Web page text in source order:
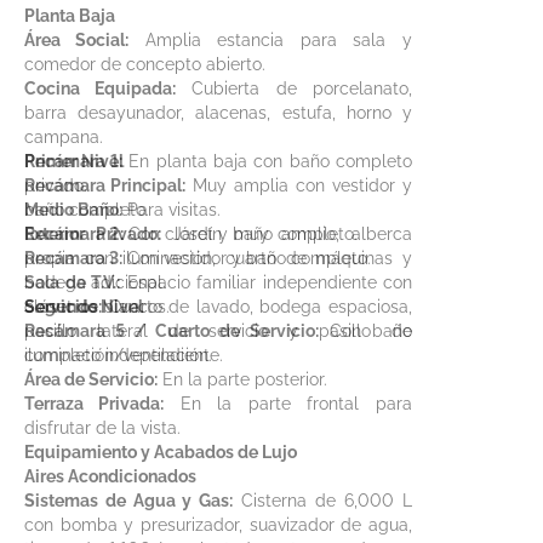
Planta Baja
Área Social: Amplia estancia para sala y
comedor de concepto abierto.
Cocina Equipada: Cubierta de porcelanato,
barra desayunador, alacenas, estufa, horno y
campana.
Recámara 1:En planta baja con baño completo
privado.
Medio Baño:Para visitas.
Exterior Privado:Jardín muy amplio, alberca
propia con iluminación, cuarto de máquinas y
bodega adicional.
Servicios:Cuarto de lavado, bodega espaciosa,
pasillo lateral de servicio y pasillo de
iluminación/ventilación.
Primer Nivel
Recámara Principal: Muy amplia con vestidor y
baño completo.
Recámara 2:Con clóset y baño completo.
Recámara 3:Con vestidor y baño completo.
Sala de T.V.:Espacio familiar independiente con
clóset de blancos.
Segundo Nivel
Recámara 5 / Cuarto de Servicio:Con baño
completo independiente.
Área de Servicio: En la parte posterior.
Terraza Privada: En la parte frontal para
disfrutar de la vista.
Equipamiento y Acabados de Lujo
Aires Acondicionados
Sistemas de Agua y Gas: Cisterna de 6,000 L
con bomba y presurizador, suavizador de agua,